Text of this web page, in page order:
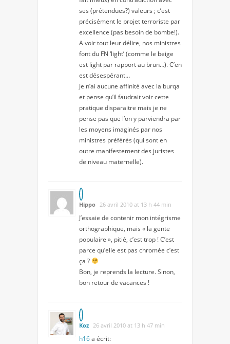
ses (prétendues?) valeurs ; c’est
précisément le projet terroriste par
excellence (pas besoin de bombe!).
A voir tout leur délire, nos ministres
font du FN ‘light’ (comme le beige
est light par rapport au brun…). C’en
est désespérant…
Je n’ai aucune affinité avec la burqa
et pense qu’il faudrait voir cette
pratique disparaitre mais je ne
pense pas que l’on y parviendra par
les moyens imaginés par nos
ministres préférés (qui sont en
outre manifestement des juristes
de niveau maternelle).
Hippo 26 avril 2010 at 13 h 44 min
J’essaie de contenir mon intégrisme
orthographique, mais « la gente
populaire », pitié, c’est trop ! C’est
parce qu’elle est pas chromée c’est
ça ?
Bon, je reprends la lecture. Sinon,
bon retour de vacances !
Koz 26 avril 2010 at 13 h 47 min
h16a écrit: